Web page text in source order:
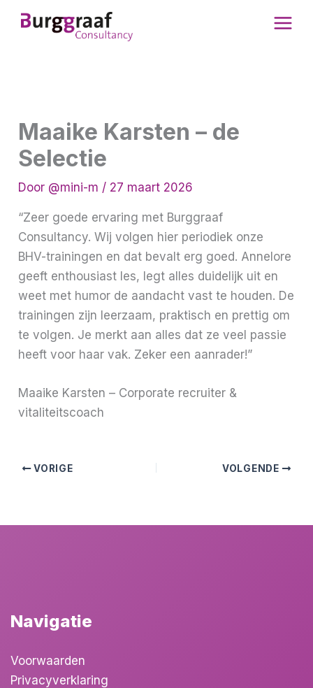
naar
Maaike Karsten – de
Selectie
Door @mini-m / 27 maart 2026
“Zeer goede ervaring met Burggraaf
Consultancy. Wij volgen hier periodiek onze
BHV-trainingen en dat bevalt erg goed. Annelore
geeft enthousiast les, legt alles duidelijk uit en
weet met humor de aandacht vast te houden. De
trainingen zijn leerzaam, praktisch en prettig om
te volgen. Je merkt aan alles dat ze veel passie
heeft voor haar vak. Zeker een aanrader!”
Maaike Karsten – Corporate recruiter &
vitaliteitscoach
VORIGE VOLGENDE
Navigatie
Voorwaarden
Privacyverklaring